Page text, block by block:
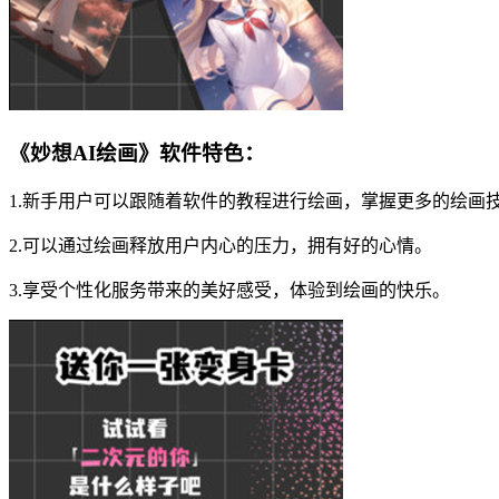
《妙想AI绘画》软件特色：
1.新手用户可以跟随着软件的教程进行绘画，掌握更多的绘画
2.可以通过绘画释放用户内心的压力，拥有好的心情。
3.享受个性化服务带来的美好感受，体验到绘画的快乐。